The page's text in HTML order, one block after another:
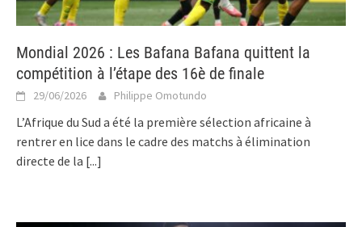
Mondial 2026 : Les Bafana Bafana quittent la
compétition à l’étape des 16è de finale
29/06/2026 Philippe Omotundo
L’Afrique du Sud a été la première sélection africaine à
rentrer en lice dans le cadre des matchs à élimination
directe de la [...]